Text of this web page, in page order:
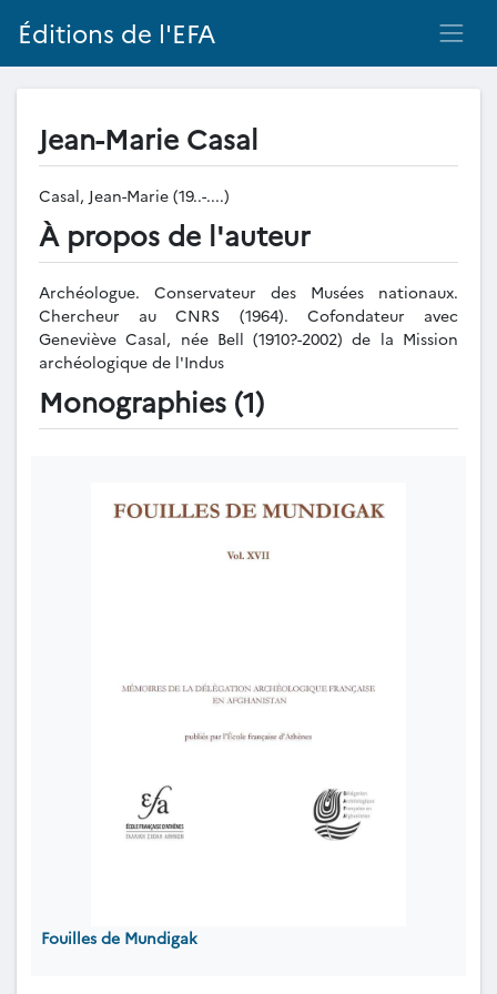
Éditions de l'EFA
Jean-Marie Casal
Casal, Jean-Marie (19..-....)
À propos de l'auteur
Archéologue. Conservateur des Musées nationaux.
Chercheur au CNRS (1964). Cofondateur avec
Geneviève Casal, née Bell (1910?-2002) de la Mission
archéologique de l'Indus
Monographies (1)
Fouilles de Mundigak